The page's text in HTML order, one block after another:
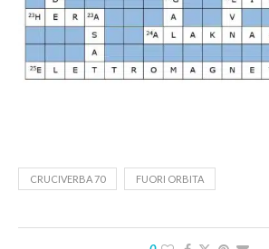
CRUCIVERBA 70 FUORI ORBITA